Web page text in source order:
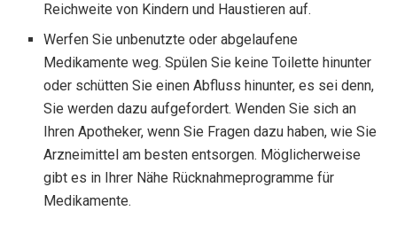
Reichweite von Kindern und Haustieren auf.
Werfen Sie unbenutzte oder abgelaufene
Medikamente weg. Spülen Sie keine Toilette hinunter
oder schütten Sie einen Abfluss hinunter, es sei denn,
Sie werden dazu aufgefordert. Wenden Sie sich an
Ihren Apotheker, wenn Sie Fragen dazu haben, wie Sie
Arzneimittel am besten entsorgen. Möglicherweise
gibt es in Ihrer Nähe Rücknahmeprogramme für
Medikamente.